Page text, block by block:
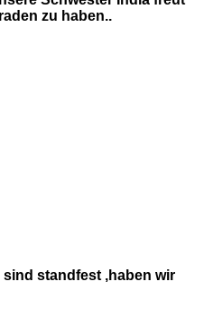
zu haben..
standfest ,haben wir